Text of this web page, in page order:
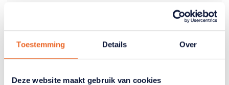
Toestemming Details Over
Deze website maakt gebruik van cookies
Opgelost! 2000 euro terug van
Wij hebben onlangs een lid geholpen met de
afgelopen jaren niet gedaan en via haar zoon is